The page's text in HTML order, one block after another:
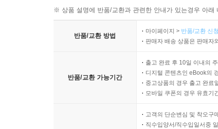
※ 상품 설명에 반품/교환과 관련한 안내가 있는경우 아
반품/교환 방법
마이페이지 > 반품/교환 신
판매자 배송 상품은 판매자
반품/교환 가능기간
출고 완료 후 10일 이내의
디지털 콘텐츠인 eBook의
중고상품의 경우 출고 완료
모바일 쿠폰의 경우 유효기
고객의 단순변심 및 착오구
직수입양서/직수입일서중